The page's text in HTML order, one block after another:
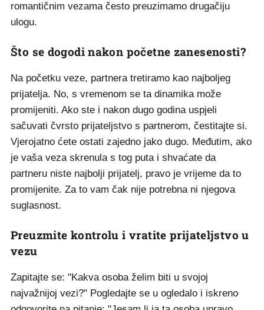
romantičnim vezama često preuzimamo drugačiju
ulogu.
Što se dogodi nakon početne zanesenosti?
Na početku veze, partnera tretiramo kao najboljeg
prijatelja. No, s vremenom se ta dinamika može
promijeniti. Ako ste i nakon dugo godina uspjeli
sačuvati čvrsto prijateljstvo s partnerom, čestitajte si.
Vjerojatno ćete ostati zajedno jako dugo. Međutim, ako
je vaša veza skrenula s tog puta i shvaćate da
partneru niste najbolji prijatelj, pravo je vrijeme da to
promijenite. Za to vam čak nije potrebna ni njegova
suglasnost.
Preuzmite kontrolu i vratite prijateljstvo u
vezu
Zapitajte se: "Kakva osoba želim biti u svojoj
najvažnijoj vezi?" Pogledajte se u ogledalo i iskreno